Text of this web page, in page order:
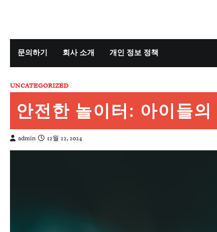
문의하기 회사 소개 개인 정보 정책
UNCATEGORIZED
안전한 놀이터: 아이들
admin 12월 22, 2024